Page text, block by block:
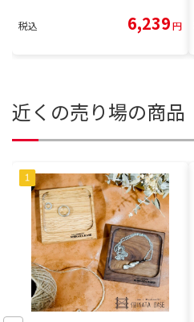
税込 6,239円
近くの売り場の商品